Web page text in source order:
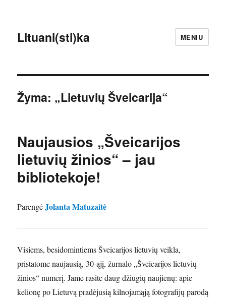
Lituani(sti)ka MENIU
Žyma: „Lietuvių Šveicarija“
Naujausios „Šveicarijos
lietuvių žinios“ – jau
bibliotekoje!
ParengėJolanta Matuzaitė
Visiems, besidomintiems Šveicarijos lietuvių veikla,
pristatome naujausią, 30-ąjį, žurnalo „Šveicarijos lietuvių
žinios“ numerį. Jame rasite daug džiugių naujienų: apie
kelionę po Lietuvą pradėjusią kilnojamąją fotografijų parodą